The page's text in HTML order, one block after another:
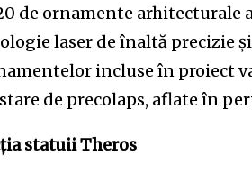
de ornamente arhitecturale
laser de înaltă precizie
incluse în proiect
de precolaps, aflate în
statuii Theros